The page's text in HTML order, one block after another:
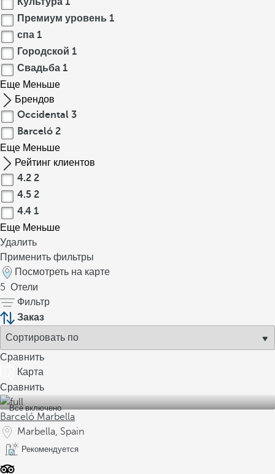
Премиум уровень 1
спа 1
Городской 1
Свадьба 1
Еще Меньше
Брендов
Occidental 3
Barceló 2
Еще Меньше
Рейтинг клиентов
4.2 2
4.5 2
4.4 1
Еще Меньше
Удалить
Применить фильтры
Посмотреть на карте
5 Отели
Фильтр
Заказ
Сравнить
Карта
Сравнить
Все включено
Barceló Marbella
Marbella, Spain
Рекомендуется